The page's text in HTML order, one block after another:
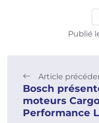
Publié
Article
Bosch
moteurs
Performance